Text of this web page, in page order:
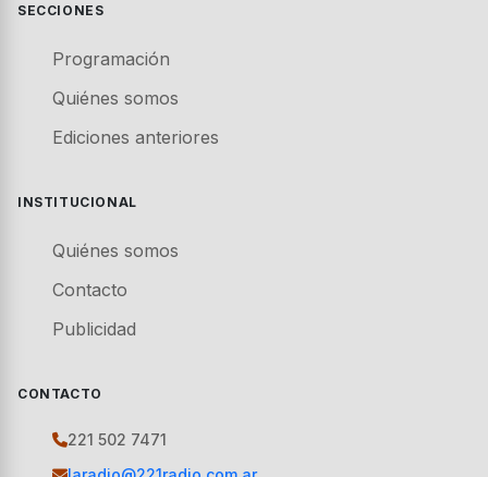
SECCIONES
Programación
Quiénes somos
Ediciones anteriores
INSTITUCIONAL
Quiénes somos
Contacto
Publicidad
CONTACTO
221 502 7471